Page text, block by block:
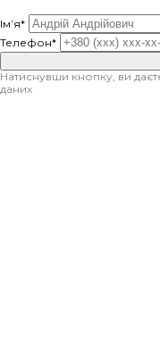
Ім’я*
Телефон*
Натиснувши кнопку, ви
даних